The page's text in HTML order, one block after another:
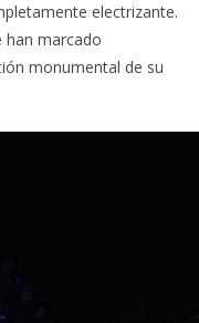
electrizante.
han marcado
monumental de su